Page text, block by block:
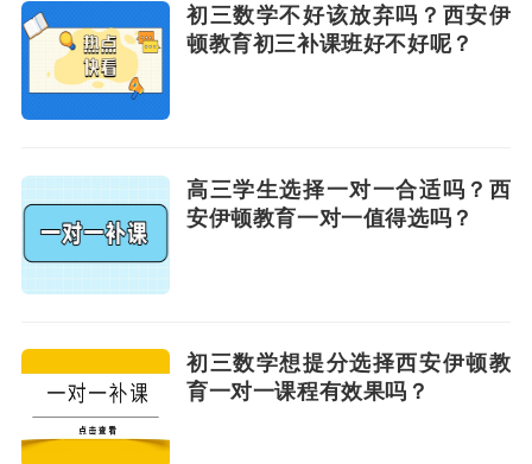
初三数学不好该放弃吗？西安伊
顿教育初三补课班好不好呢？
高三学生选择一对一合适吗？西
安伊顿教育一对一值得选吗？
初三数学想提分选择西安伊顿教
育一对一课程有效果吗？